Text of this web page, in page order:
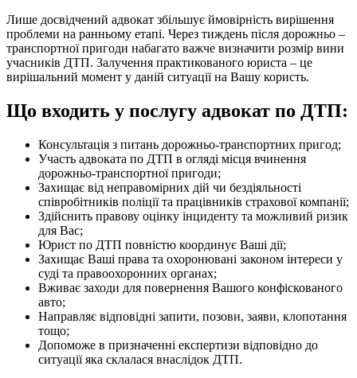
Лише досвідчений адвокат збільшує ймовірність вирішення
проблеми на ранньому етапі. Через тиждень після дорожньо –
транспортної пригоди набагато важче визначити розмір вини
учасників ДТП. Залучення практикованого юриста – це
вирішальний момент у даній ситуації на Вашу користь.
Що входить у послугу адвокат по ДТП:
Консультація з питань дорожньо-транспортних пригод;
Участь адвоката по ДТП в огляді місця вчинення
дорожньо-транспортної пригоди;
Захищає від неправомірних дій чи бездіяльності
співробітників поліції та працівників страхової компанії;
Здійснить правову оцінку інциденту та можливий ризик
для Вас;
Юрист по ДТП повністю координує Ваші дії;
Захищає Ваші права та охоронювані законом інтереси у
суді та правоохоронних органах;
Вживає заходи для повернення Вашого конфіскованого
авто;
Направляє відповідні запити, позови, заяви, клопотання
тощо;
Допоможе в призначенні експертизи відповідно до
ситуації яка склалася внаслідок ДТП.